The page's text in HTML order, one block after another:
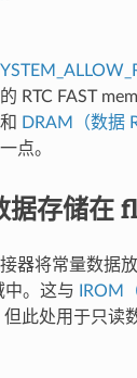
RTC FAST
DRAM（数据
点。
存储在
器将常量数据
中。这与
IROM
此处用于只读